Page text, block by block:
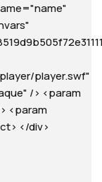
player.swf"
/> <param
<param
</div>